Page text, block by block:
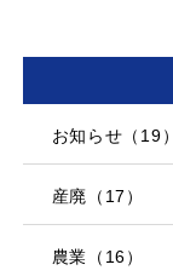
お知らせ（19）
産廃（17）
農業（16）